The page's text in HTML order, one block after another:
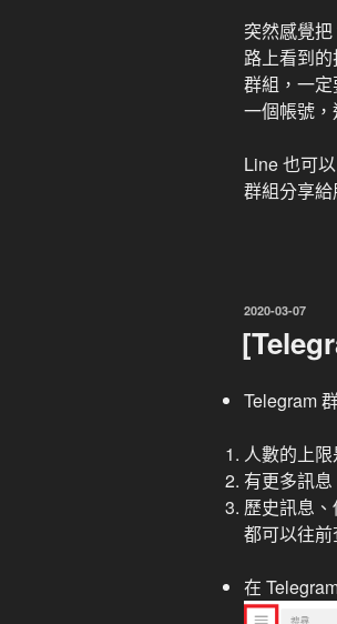
突然感覺
路上看到
群組，一
一個帳號
Line 也可
群組分享
發
2020-03-07
Telegram
人數的上
有更多訊
歷史訊息
都可以往
在